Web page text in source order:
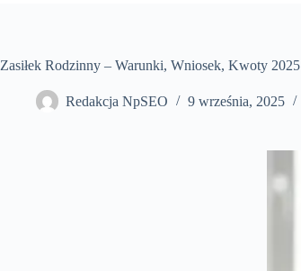
Zasiłek Rodzinny – Warunki, Wniosek, Kwoty 2025
Redakcja NpSEO 9 września, 2025